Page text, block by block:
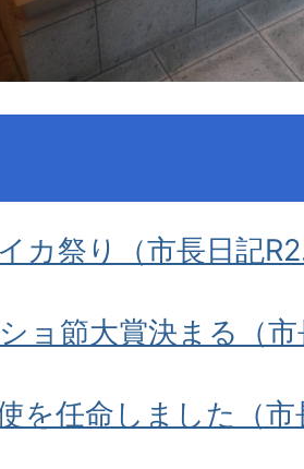
カ祭り（市長日記
ョ節大賞決まる（
を任命しました（